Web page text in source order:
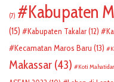
(7) Kabupaten
(15)
Kabupaten Takalar(12)
Kecamatan Maros Baru (13)
Makassar (43) Koti